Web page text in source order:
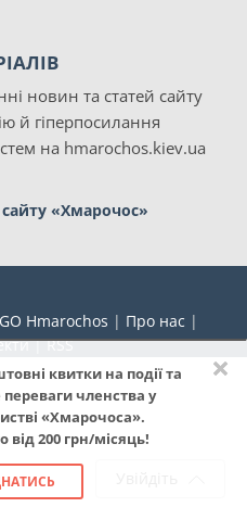
×
квитки на події та
переваги членства у
«Хмарочоса».
від 200 грн/місяць!
новин та статей сайту
й гіперпосилання
на hmarochos.kiev.ua
сайту «Хмарочос»
Hmarochos | Про нас |
|RSS